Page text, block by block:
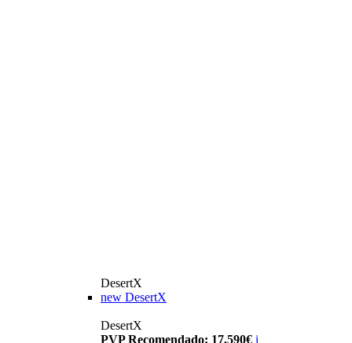
DesertX
new DesertX
DesertX
PVP Recomendado: 17.590€ i